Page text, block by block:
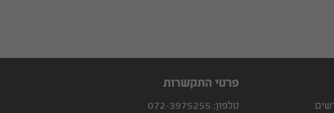
פרטי התקשרות
טלפון: 072-3975255